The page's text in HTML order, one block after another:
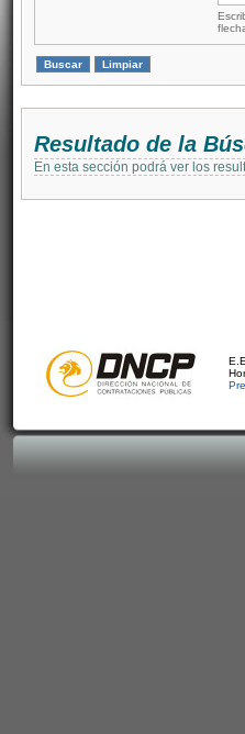
Resultado de la
En esta sección podrá ver los